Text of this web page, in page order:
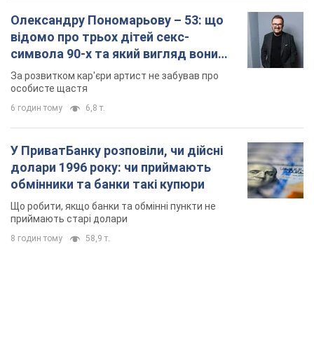
Олександру Пономарьову – 53: що
відомо про трьох дітей секс-
символа 90-х та який вигляд вони
мають
За розвитком кар'єри артист не забував про
особисте щастя
6 годин тому 6,8 т.
У ПриватБанку розповіли, чи дійсні
долари 1996 року: чи приймають
обмінники та банки такі купюри
Що робити, якщо банки та обмінні пункти не
приймають старі долари
8 годин тому 58,9 т.